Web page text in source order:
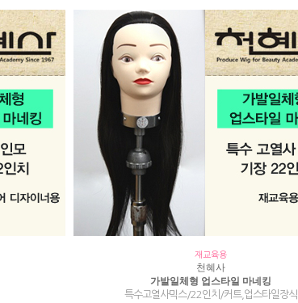
재교육용
천혜사
가발일체형 업스타일 마네킹
특수고열사믹스/22인치/커트,업스타일장식